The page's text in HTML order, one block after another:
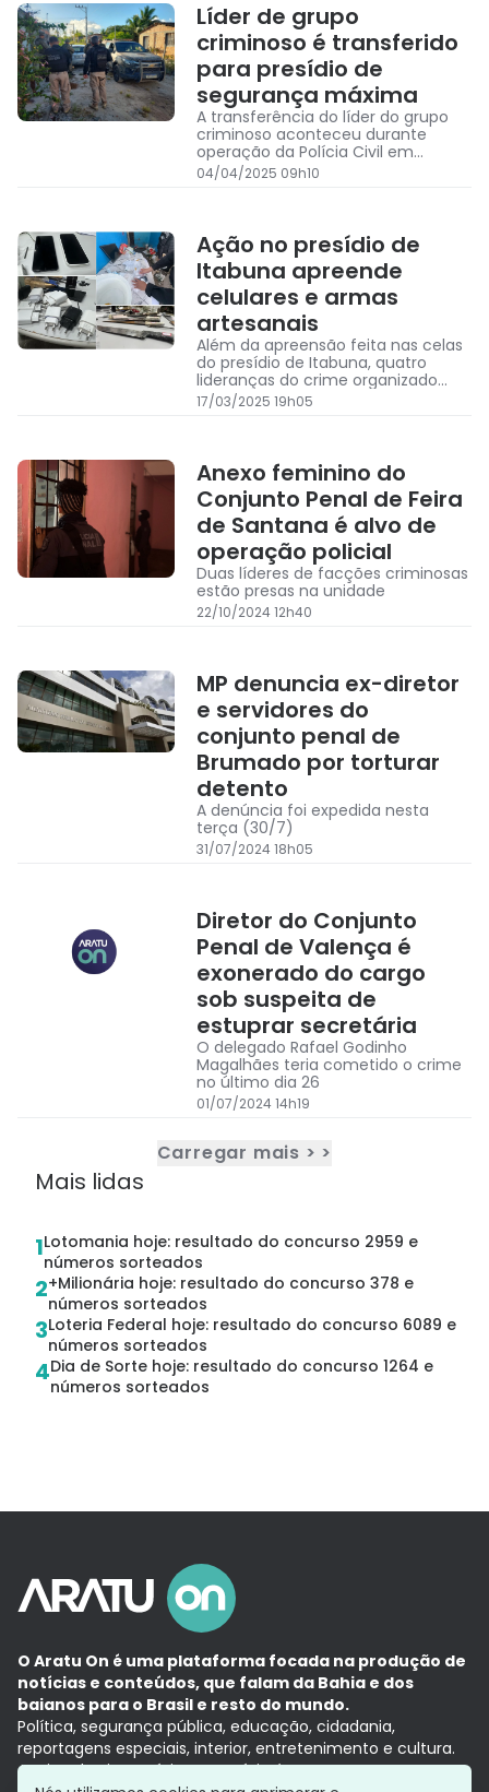
Líder de grupo
criminoso é transferido
para presídio de
segurança máxima
A transferência do líder do grupo
criminoso aconteceu durante
operação da Polícia Civil em
Serrinha
04/04/2025 09h10
Ação no presídio de
Itabuna apreende
celulares e armas
artesanais
Além da apreensão feita nas celas
do presídio de Itabuna, quatro
lideranças do crime organizado
foram transferidas para outros
conjuntos penais
17/03/2025 19h05
Anexo feminino do
Conjunto Penal de Feira
de Santana é alvo de
operação policial
Duas líderes de facções criminosas
estão presas na unidade
22/10/2024 12h40
MP denuncia ex-diretor
e servidores do
conjunto penal de
Brumado por torturar
detento
A denúncia foi expedida nesta
terça (30/7)
31/07/2024 18h05
Diretor do Conjunto
Penal de Valença é
exonerado do cargo
sob suspeita de
estuprar secretária
O delegado Rafael Godinho
Magalhães teria cometido o crime
no último dia 26
01/07/2024 14h19
Carregar mais > >
Mais lidas
1Lotomania hoje: resultado do concurso 2959 e
números sorteados
2+Milionária hoje: resultado do concurso 378 e
números sorteados
3Loteria Federal hoje: resultado do concurso 6089 e
números sorteados
4Dia de Sorte hoje: resultado do concurso 1264 e
números sorteados
O Aratu On é uma plataforma focada na produção de
notícias e conteúdos, que falam da Bahia e dos
baianos para o Brasil e resto do mundo.
Política, segurança pública, educação, cidadania,
reportagens especiais, interior, entretenimento e cultura.
Aqui, tudo vira notícia e a notícia é no tempo presente,